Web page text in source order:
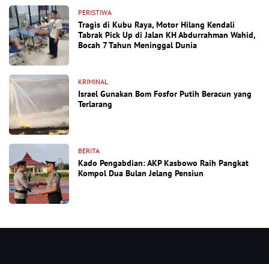
PERISTIWA
Tragis di Kubu Raya, Motor Hilang Kendali
Tabrak Pick Up di Jalan KH Abdurrahman Wahid,
Bocah 7 Tahun Meninggal Dunia
KRIMINAL
Israel Gunakan Bom Fosfor Putih Beracun yang
Terlarang
BERITA
Kado Pengabdian: AKP Kasbowo Raih Pangkat
Kompol Dua Bulan Jelang Pensiun